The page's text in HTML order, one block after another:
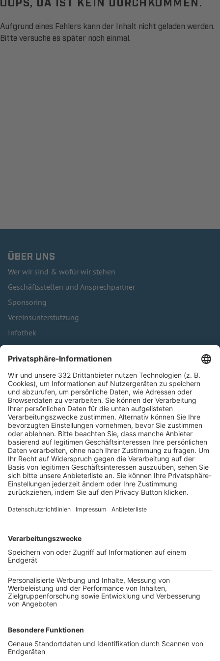
Aufgrund eines Fehlers kann der Inhalt nicht geladen werden.
Bitte versuche es später noch einmal.
ÜBER UNS
Wer wir sind & wofür wir stehen
Geschäftsstellen und Ansprechpartner
Sponsoring
Vereinsunterstützung
Infothek
Kontakt
HÄUFIG BESUCHTE SEITEN
Pässe und Vereinswechsel
Trainerausbildung
Schulungsangebot Vereinsmitarbeiter
BFV-Geschäftsstellen
Trainerbörse
Login SpielPlus
FOLGE DEM BFV
TOP-VEREINE
TOP-PARTNER